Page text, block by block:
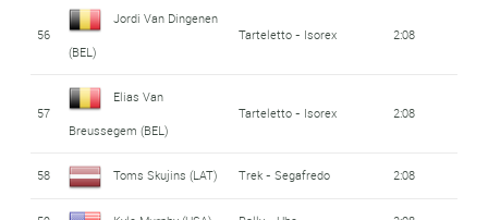
56
Jordi Van Dingenen
(BEL)
Tarteletto - Isorex 2:08
57
Elias Van
Breussegem (BEL)
Tarteletto - Isorex 2:08
58 Toms Skujins (LAT) Trek - Segafredo 2:08